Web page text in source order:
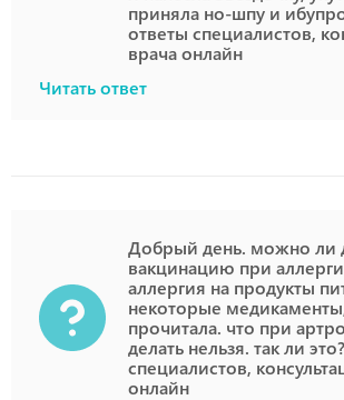
приняла но-шпу и
ответы специалистов,
врача онлайн
Читать ответ
Добрый день. можно ли
вакцинацию при
аллергия на продукты
некоторые
прочитала. что при
делать нельзя. так ли
специалистов,
онлайн